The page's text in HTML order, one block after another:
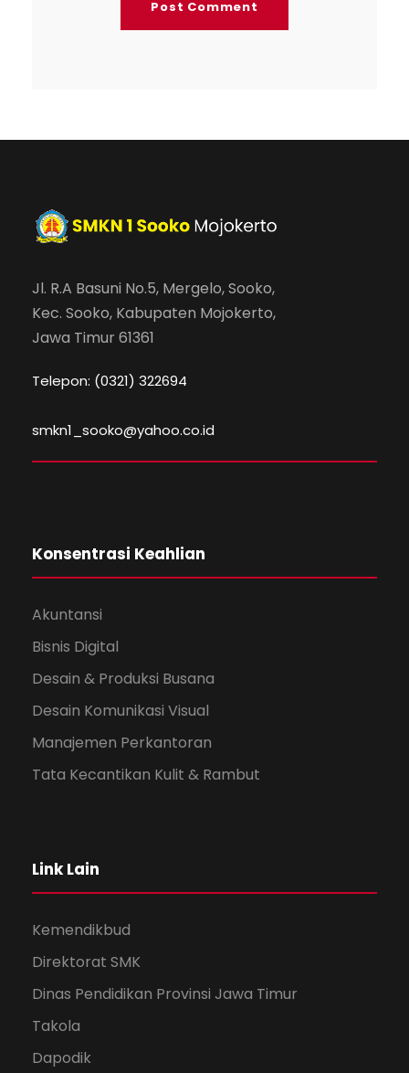
Jl. R.A Basuni No.5, Mergelo, Sooko,
Kec. Sooko, Kabupaten Mojokerto,
Jawa Timur 61361
Telepon: (0321) 322694
smkn1_sooko@yahoo.co.id
Konsentrasi Keahlian
Akuntansi
Bisnis Digital
Desain & Produksi Busana
Desain Komunikasi Visual
Manajemen Perkantoran
Tata Kecantikan Kulit & Rambut
Link Lain
Kemendikbud
Direktorat SMK
Dinas Pendidikan Provinsi Jawa Timur
Takola
Dapodik